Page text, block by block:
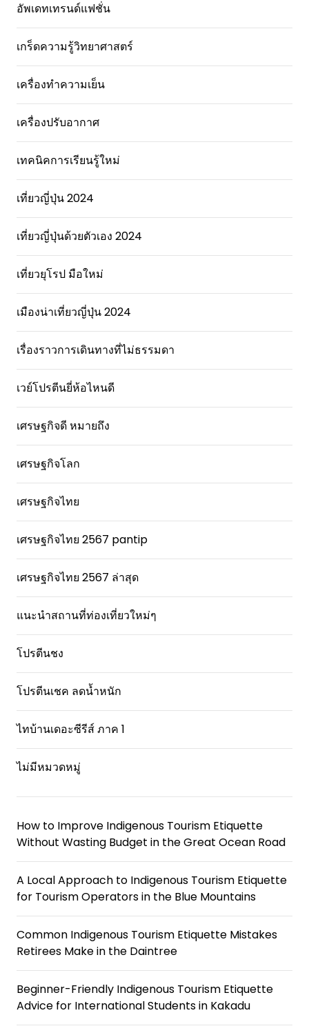
อัพเดทเทรนด์แฟชั่น
เกร็ดความรู้วิทยาศาสตร์
เครื่องทำความเย็น
เครื่องปรับอากาศ
เทคนิคการเรียนรู้ใหม่
เที่ยวญี่ปุ่น 2024
เที่ยวญี่ปุ่นด้วยตัวเอง 2024
เที่ยวยุโรป มือใหม่
เมืองน่าเที่ยวญี่ปุ่น 2024
เรื่องราวการเดินทางที่ไม่ธรรมดา
เวย์โปรตีนยี่ห้อไหนดี
เศรษฐกิจดี หมายถึง
เศรษฐกิจโลก
เศรษฐกิจไทย
เศรษฐกิจไทย 2567 pantip
เศรษฐกิจไทย 2567 ล่าสุด
แนะนำสถานที่ท่องเที่ยวใหม่ๆ
โปรตีนชง
โปรตีนเชค ลดน้ำหนัก
ไทบ้านเดอะซีรีส์ ภาค 1
ไม่มีหมวดหมู่
How to Improve Indigenous Tourism Etiquette
Without Wasting Budget in the Great Ocean Road
A Local Approach to Indigenous Tourism Etiquette
for Tourism Operators in the Blue Mountains
Common Indigenous Tourism Etiquette Mistakes
Retirees Make in the Daintree
Beginner-Friendly Indigenous Tourism Etiquette
Advice for International Students in Kakadu